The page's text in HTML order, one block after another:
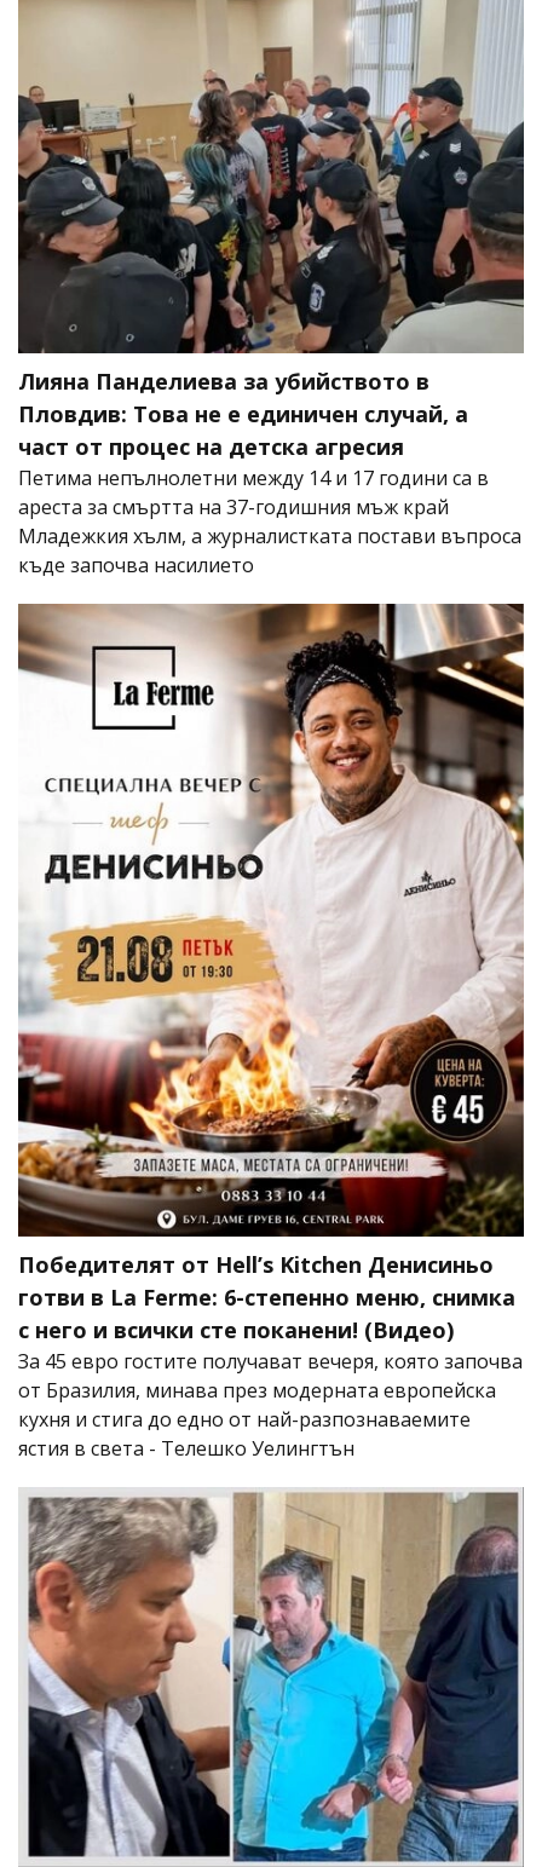
Лияна Панделиева за убийството в
Пловдив: Това не е единичен случай, а
част от процес на детска агресия
Петима непълнолетни между 14 и 17 години са в
ареста за смъртта на 37-годишния мъж край
Младежкия хълм, а журналистката постави въпроса
къде започва насилието
Победителят от Hell’s Kitchen Денисиньо
готви в La Ferme: 6-степенно меню, снимка
с него и всички сте поканени! (Видео)
За 45 евро гостите получават вечеря, която започва
от Бразилия, минава през модерната европейска
кухня и стига до едно от най-разпознаваемите
ястия в света - Телешко Уелингтън